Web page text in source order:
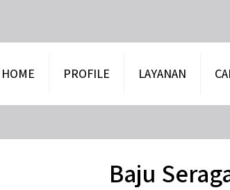
HOME PROFILE LAYANAN
Baju